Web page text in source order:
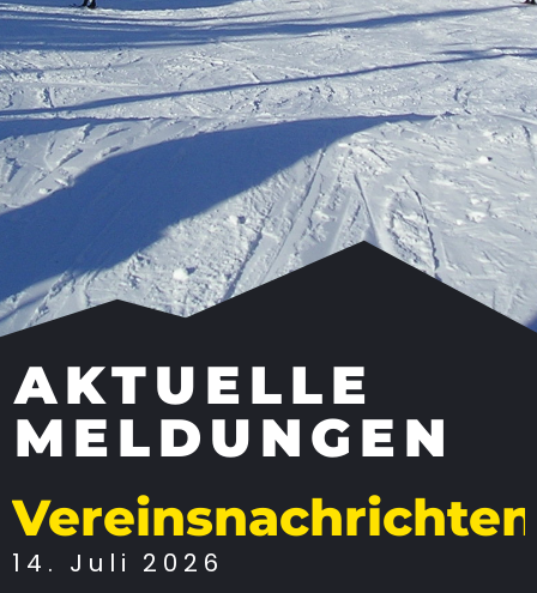
AKTUELLE
MELDUNGEN
Vereinsnachrichten
14. Juli 2026